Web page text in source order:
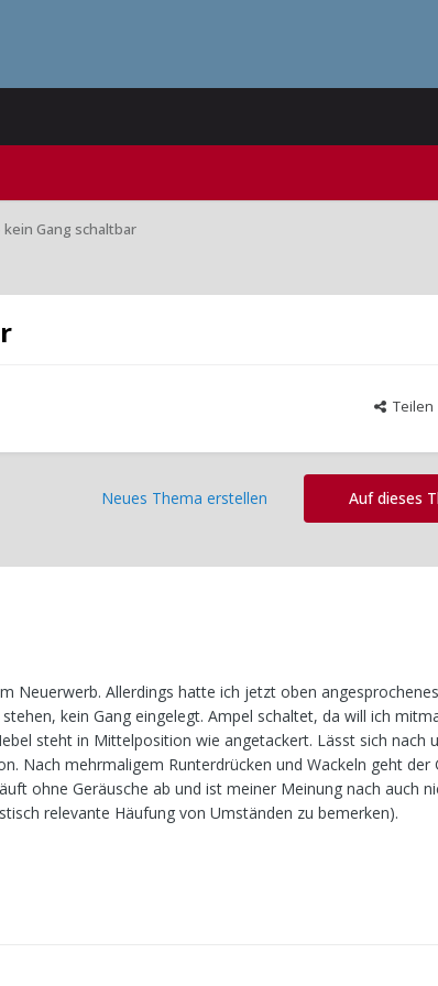
kein Gang schaltbar
Teilen
Auf dieses
Neues Thema erstellen
Neuerwerb. Allerdings hatte ich jetzt oben
kein Gang eingelegt. Ampel schaltet, da will ich
steht in Mittelposition wie angetackert. Lässt sich nach
Nach mehrmaligem Runterdrücken und Wackeln geht der
ohne Geräusche ab und ist meiner Meinung nach auch
relevante Häufung von Umständen zu bemerken).